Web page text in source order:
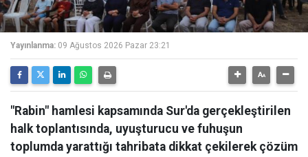
Yayınlanma: 09 Ağustos 2026 Pazar 23:21
"Rabin" hamlesi kapsamında Sur'da gerçekleştirilen
halk toplantısında, uyuşturucu ve fuhuşun
toplumda yarattığı tahribata dikkat çekilerek çözüm